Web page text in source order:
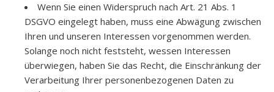
Wenn Sie einen Widerspruch nach Art. 21 Abs. 1
DSGVO eingelegt haben, muss eine Abwägung zwischen
Ihren und unseren Interessen vorgenommen werden.
Solange noch nicht feststeht, wessen Interessen
überwiegen, haben Sie das Recht, die Einschränkung der
Verarbeitung Ihrer personenbezogenen Daten zu